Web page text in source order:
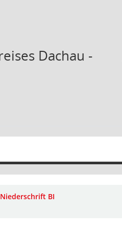
Dachau -
Niederschrift BI